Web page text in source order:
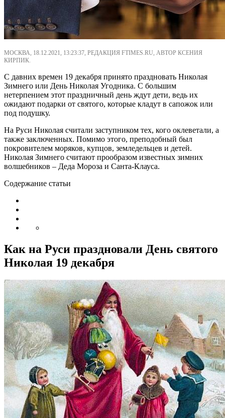
МОСКВА, 18.12.2021, 13:23:37, РЕДАКЦИЯ FTIMES.RU, АВТОР КСЕНИЯ
КИРПИК.
С давних времен 19 декабря принято праздновать Николая
Зимнего или День Николая Угодника. С большим
нетерпением этот праздничный день ждут дети, ведь их
ожидают подарки от святого, которые кладут в сапожок или
под подушку.
На Руси Николая считали заступником тех, кого оклеветали, а
также заключенных. Помимо этого, преподобный был
покровителем моряков, купцов, земледельцев и детей.
Николая Зимнего считают прообразом известных зимних
волшебников – Деда Мороза и Санта-Клауса.
Содержание статьи
Как на Руси праздновали День святого
Николая 19 декабря